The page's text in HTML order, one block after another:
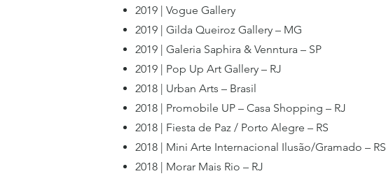
2019 | Vogue Gallery
2019 | Gilda Queiroz Gallery – MG
2019 | Galeria Saphira & Venntura – SP
2019 | Pop Up Art Gallery – RJ
2018 | Urban Arts – Brasil
2018 | Promobile UP – Casa Shopping – RJ
2018 | Fiesta de Paz / Porto Alegre – RS
2018 | Mini Arte Internacional Ilusão/Gramado – RS
2018 | Morar Mais Rio – RJ